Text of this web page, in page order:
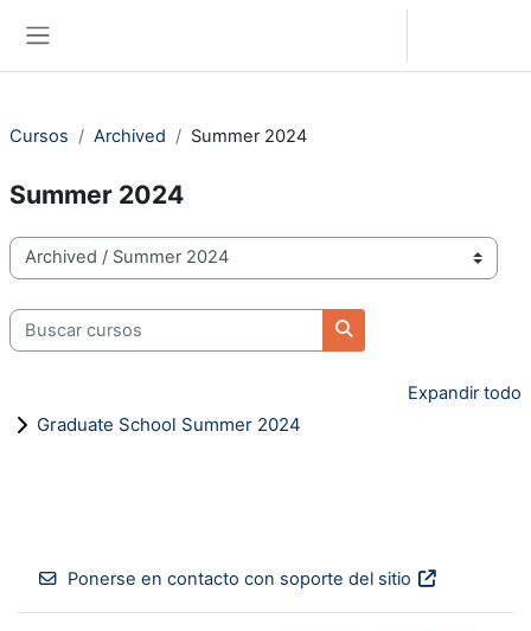
Cursos Archived Summer 2024
Summer 2024
Categorías
Buscar cursos
Buscar cursos
Expandir todo
Graduate School Summer 2024
Ponerse en contacto con soporte del sitio